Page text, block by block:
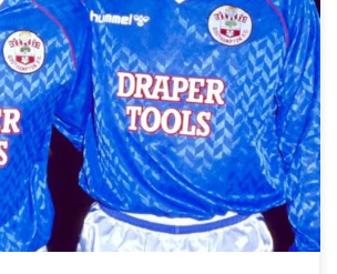
z FA Cupu 1984 je nejen kouskem oblečení,
který zůstává v paměti fanoušků i po
Tento dres, který hráči nosili při svém
Manchesteru United, je dnes považován za
v historii klubu. Vítězství […]